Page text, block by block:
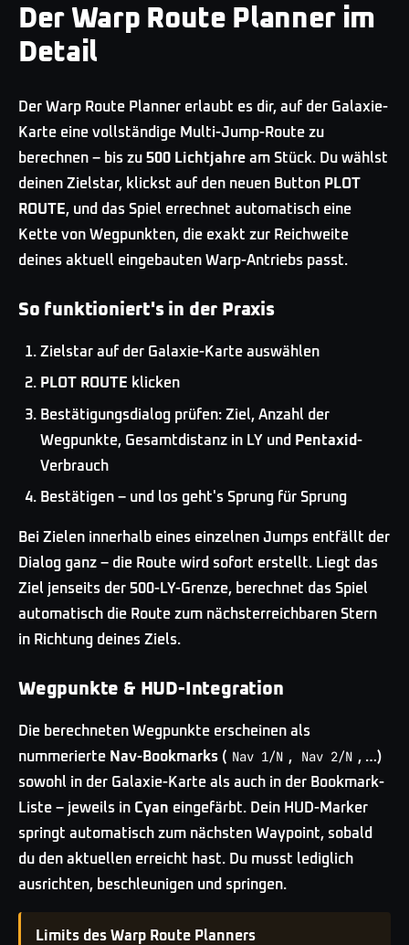
Der Warp Route Planner im
Detail
Der Warp Route Planner erlaubt es dir, auf der Galaxie-
Karte eine vollständige Multi-Jump-Route zu
berechnen – bis zu 500 Lichtjahre am Stück. Du wählst
deinen Zielstar, klickst auf den neuen Button PLOT
ROUTE, und das Spiel errechnet automatisch eine
Kette von Wegpunkten, die exakt zur Reichweite
deines aktuell eingebauten Warp-Antriebs passt.
So funktioniert's in der Praxis
Zielstar auf der Galaxie-Karte auswählen
PLOT ROUTE klicken
Bestätigungsdialog prüfen: Ziel, Anzahl der
Wegpunkte, Gesamtdistanz in LY und Pentaxid-
Verbrauch
Bestätigen – und los geht's Sprung für Sprung
Bei Zielen innerhalb eines einzelnen Jumps entfällt der
Dialog ganz – die Route wird sofort erstellt. Liegt das
Ziel jenseits der 500-LY-Grenze, berechnet das Spiel
automatisch die Route zum nächsterreichbaren Stern
in Richtung deines Ziels.
Wegpunkte & HUD-Integration
Die berechneten Wegpunkte erscheinen als
nummerierte Nav-Bookmarks ( Nav 1/N , Nav 2/N , …)
sowohl in der Galaxie-Karte als auch in der Bookmark-
Liste – jeweils in Cyan eingefärbt. Dein HUD-Marker
springt automatisch zum nächsten Waypoint, sobald
du den aktuellen erreicht hast. Du musst lediglich
ausrichten, beschleunigen und springen.
Limits des Warp Route Planners